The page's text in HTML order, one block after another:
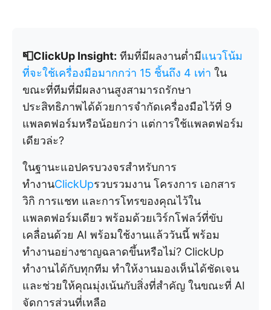
📮ClickUp Insight: ทีมที่มีผลงานต่ำมีแนวโน้ม
ที่จะใช้เครื่องมือมากกว่า 15 ชิ้นถึง 4 เท่า ใน
ขณะที่ทีมที่มีผลงานสูงสามารถรักษา
ประสิทธิภาพได้ด้วยการจำกัดเครื่องมือไว้ที่ 9
แพลตฟอร์มหรือน้อยกว่า แต่การใช้แพลตฟอร์ม
เดียวล่ะ?
ในฐานะแอปครบวงจรสำหรับการ
ทำงานClickUpรวบรวมงาน โครงการ เอกสาร
วิกิ การแชท และการโทรของคุณไว้ใน
แพลตฟอร์มเดียว พร้อมด้วยเวิร์กโฟลว์ที่ขับ
เคลื่อนด้วย AI พร้อมใช้งานแล้ววันนี้ พร้อม
ทำงานอย่างชาญฉลาดขึ้นหรือไม่? ClickUp
ทำงานได้กับทุกทีม ทำให้งานมองเห็นได้ชัดเจน
และช่วยให้คุณมุ่งเน้นกับสิ่งที่สำคัญ ในขณะที่ AI
จัดการส่วนที่เหลือ